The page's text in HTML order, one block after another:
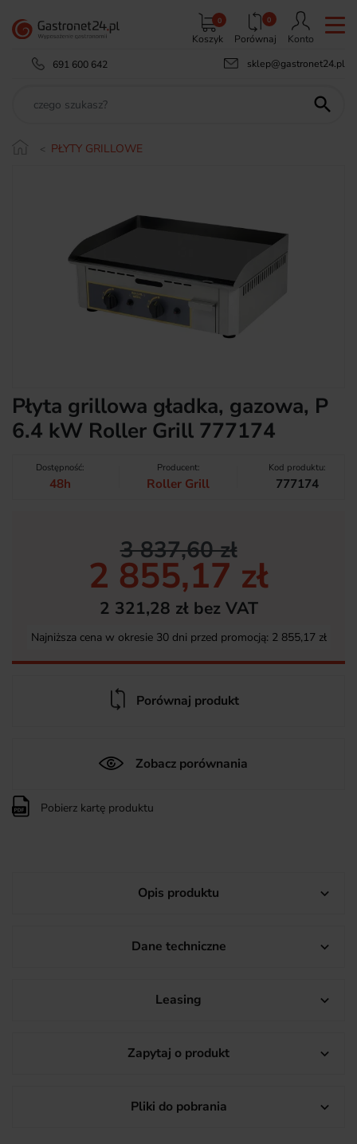
Koszyk
0 0
Porównaj
Konto
691 600 642
sklep@gastronet24.pl

PŁYTY GRILLOWE
Płyta grillowa gładka, gazowa, P
6.4 kW Roller Grill 777174
Dostępność:
48h
Producent:
Roller Grill
Kod produktu:
777174
3 837,60 zł
2 855,17 zł
2 321,28 zł bez VAT
Najniższa cena w okresie 30 dni przed promocją: 2 855,17 zł
Porównaj produkt
Zobacz porównania
Pobierz kartę produktu
Opis produktu 
Dane techniczne 
Leasing 
Zapytaj o produkt 
Pliki do pobrania 